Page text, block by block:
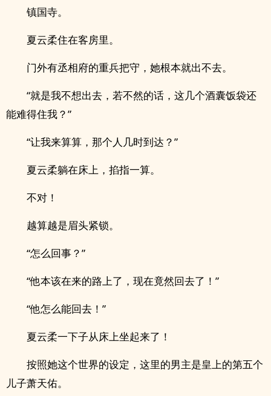
镇国寺。
夏云柔住在客房里。
门外有丞相府的重兵把守，她根本就出不去。
“就是我不想出去，若不然的话，这几个酒囊饭袋还
能难得住我？”
“让我来算算，那个人几时到达？”
夏云柔躺在床上，掐指一算。
不对！
越算越是眉头紧锁。
“怎么回事？”
“他本该在来的路上了，现在竟然回去了！”
“他怎么能回去！”
夏云柔一下子从床上坐起来了！
按照她这个世界的设定，这里的男主是皇上的第五个
儿子萧天佑。